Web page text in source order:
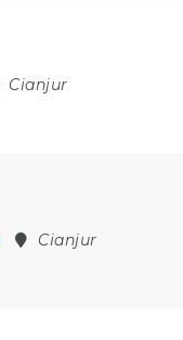
Cianjur
Cianjur